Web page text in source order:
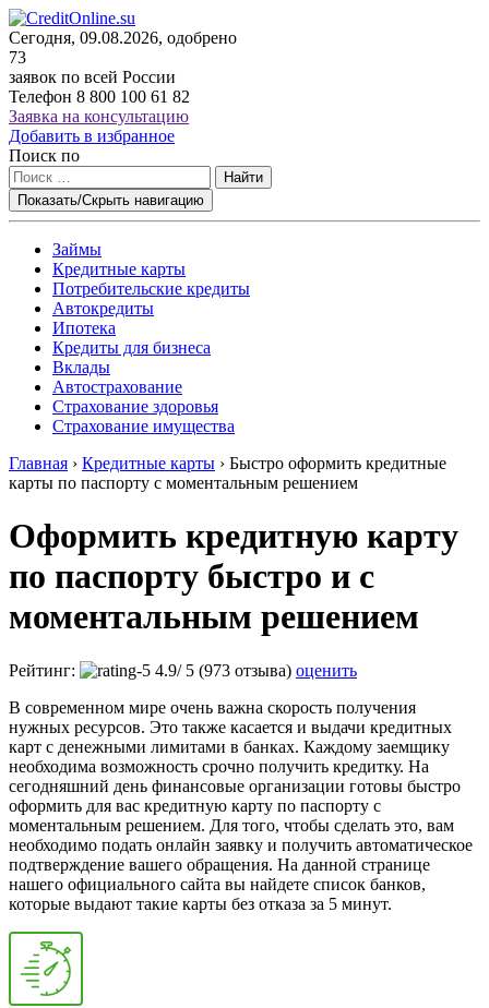
Сегодня, 09.08.2026, одобрено
73
заявок по всей России
Телефон 8 800 100 61 82
Заявка на консультацию
Добавить в избранное
Поиск по
Найти
Показать/Скрыть навигацию
Займы
Кредитные карты
Потребительские кредиты
Автокредиты
Ипотека
Кредиты для бизнеса
Вклады
Автострахование
Страхование здоровья
Страхование имущества
Главная › Кредитные карты › Быстро оформить кредитные
карты по паспорту с моментальным решением
Оформить кредитную карту
по паспорту быстро и с
моментальным решением
Рейтинг: 4.9/ 5 (973 отзыва) оценить
В современном мире очень важна скорость получения
нужных ресурсов. Это также касается и выдачи кредитных
карт с денежными лимитами в банках. Каждому заемщику
необходима возможность срочно получить кредитку. На
сегодняшний день финансовые организации готовы быстро
оформить для вас кредитную карту по паспорту с
моментальным решением. Для того, чтобы сделать это, вам
необходимо подать онлайн заявку и получить автоматическое
подтверждение вашего обращения. На данной странице
нашего официального сайта вы найдете список банков,
которые выдают такие карты без отказа за 5 минут.